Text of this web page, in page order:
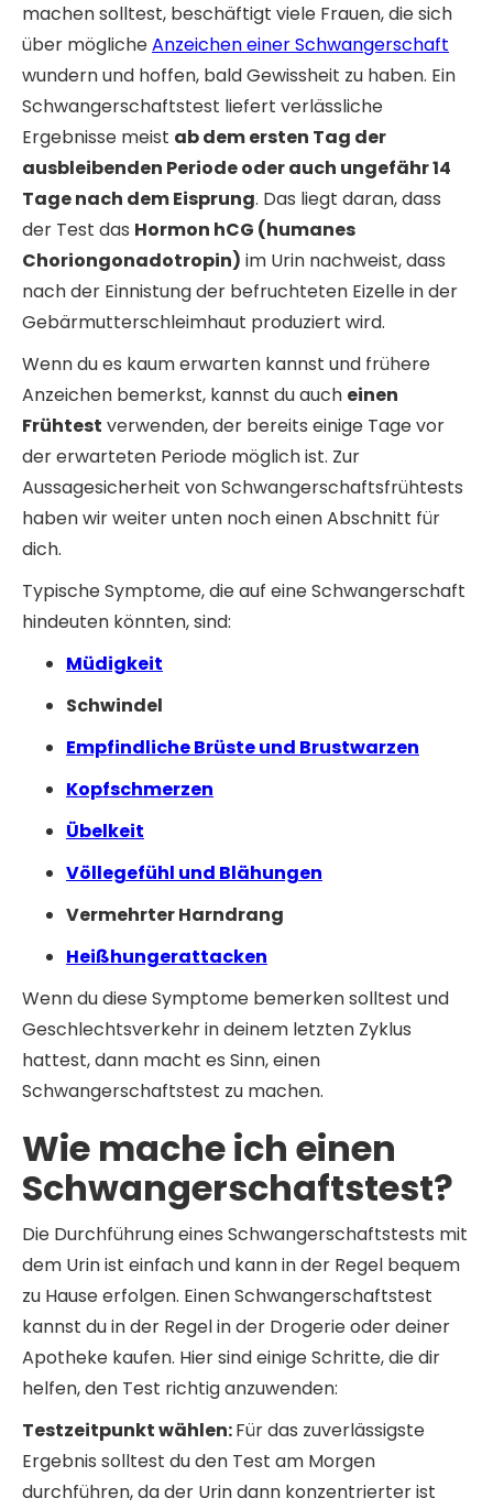
machen solltest, beschäftigt viele Frauen, die sich
über möglicheAnzeichen einer Schwangerschaft
wundern und hoffen, bald Gewissheit zu haben. Ein
Schwangerschaftstest liefert verlässliche
Ergebnisse meist ab dem ersten Tag der
ausbleibenden Periode oder auch ungefähr 14
Tage nach dem Eisprung. Das liegt daran, dass
der Test das Hormon hCG (humanes
Choriongonadotropin) im Urin nachweist, dass
nach der Einnistung der befruchteten Eizelle in der
Gebärmutterschleimhaut produziert wird.
Wenn du es kaum erwarten kannst und frühere
Anzeichen bemerkst, kannst du auch einen
Frühtest verwenden, der bereits einige Tage vor
der erwarteten Periode möglich ist. Zur
Aussagesicherheit von Schwangerschaftsfrühtests
haben wir weiter unten noch einen Abschnitt für
dich.
Typische Symptome, die auf eine Schwangerschaft
hindeuten könnten, sind:
Müdigkeit
Schwindel
Empfindliche Brüste und Brustwarzen
Kopfschmerzen
Übelkeit
Völlegefühl und Blähungen
Vermehrter Harndrang
Heißhungerattacken
Wenn du diese Symptome bemerken solltest und
Geschlechtsverkehr in deinem letzten Zyklus
hattest, dann macht es Sinn, einen
Schwangerschaftstest zu machen.
Wie mache ich einen
Schwangerschaftstest?
Die Durchführung eines Schwangerschaftstests mit
dem Urin ist einfach und kann in der Regel bequem
zu Hause erfolgen. Einen Schwangerschaftstest
kannst du in der Regel in der Drogerie oder deiner
Apotheke kaufen. Hier sind einige Schritte, die dir
helfen, den Test richtig anzuwenden:
Testzeitpunkt wählen:Für das zuverlässigste
Ergebnis solltest du den Test am Morgen
durchführen, da der Urin dann konzentrierter ist